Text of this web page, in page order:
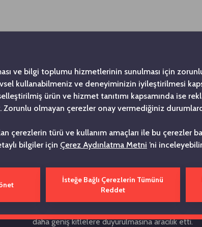
Not
değişmeyen ilkelerinden biri olan 'Güçlü ve etkin
daha geniş kitlelere duyurulmasına aracılık etti.
ve bilgi toplumu hizmetlerinin sunulması için
kullanabilmeniz ve deneyiminizin iyileştirilmesi
ürün ve hizmet tanıtımı kapsamında ise
olmayan çerezler onay vermediğiniz
çerezlerin türü ve kullanım amaçları ile bu çerezler
bilgiler için Çerez Aydınlatma Metni ’ni
İsteğe Bağlı Çerezlerin Tümünü
Reddet